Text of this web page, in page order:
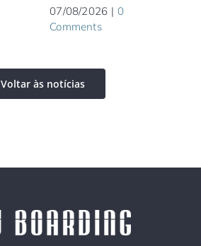
07/08/2026 | 0
Comments
Voltar às notícias